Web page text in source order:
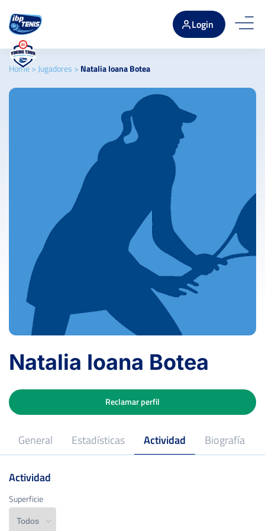
Login
Home> Jugadores > Natalia Ioana Botea
Natalia Ioana Botea
General Estadísticas Actividad Biografía
Reclamar perfil
Club
Posición RFET
Superficie
Actividad
Superficie